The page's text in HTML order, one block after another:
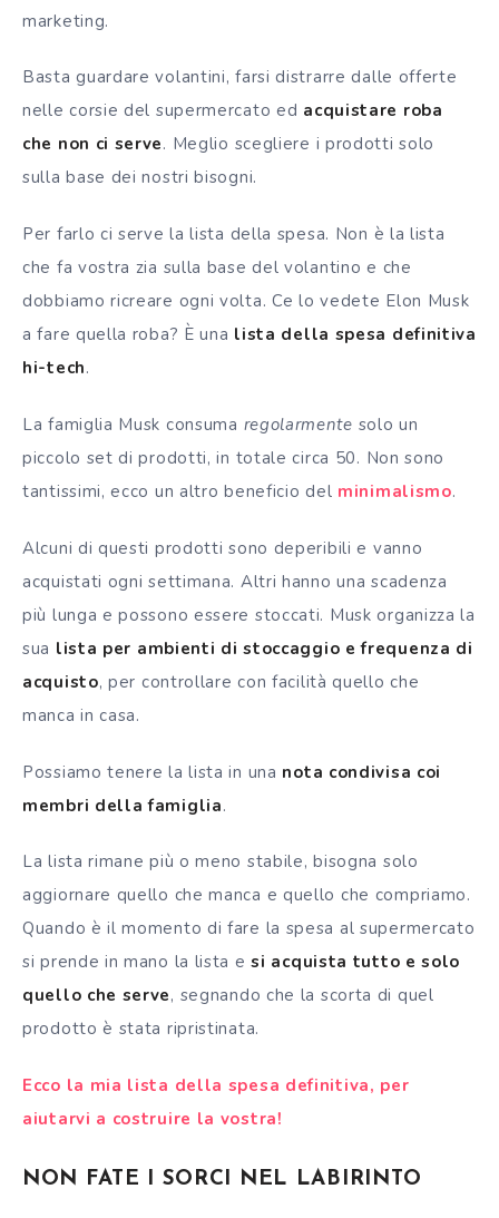
marketing.
Basta guardare volantini, farsi distrarre dalle offerte
nelle corsie del supermercato ed acquistare roba
che non ci serve. Meglio scegliere i prodotti solo
sulla base dei nostri bisogni.
Per farlo ci serve la lista della spesa. Non è la lista
che fa vostra zia sulla base del volantino e che
dobbiamo ricreare ogni volta. Ce lo vedete Elon Musk
a fare quella roba? È una lista della spesa definitiva
hi-tech.
La famiglia Musk consuma regolarmente solo un
piccolo set di prodotti, in totale circa 50. Non sono
tantissimi, ecco un altro beneficio del minimalismo.
Alcuni di questi prodotti sono deperibili e vanno
acquistati ogni settimana. Altri hanno una scadenza
più lunga e possono essere stoccati. Musk organizza la
sua lista per ambienti di stoccaggio e frequenza di
acquisto, per controllare con facilità quello che
manca in casa.
Possiamo tenere la lista in una nota condivisa coi
membri della famiglia.
La lista rimane più o meno stabile, bisogna solo
aggiornare quello che manca e quello che compriamo.
Quando è il momento di fare la spesa al supermercato
si prende in mano la lista esi acquista tutto e solo
quello che serve, segnando che la scorta di quel
prodotto è stata ripristinata.
Ecco la mia lista della spesa definitiva, per
aiutarvi a costruire la vostra!
NON FATE I SORCI NEL LABIRINTO